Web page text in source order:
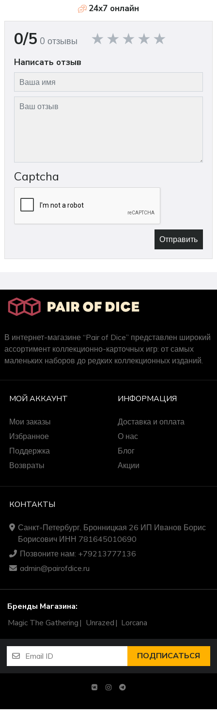
24x7 онлайн
0/5 0 отзывы
Написать отзыв
Captcha
Отправить
В интернет-магазине “Pair of Dice” представлен широкий
ассортимент коллекционно-карточных игр: от самых
маленьких наборов до редких коллекционных изданий.
МОЙ АККАУНТ
Мои заказы
Избранное
Поддержка
Возвраты
ИНФОРМАЦИЯ
Доставка и оплата
О нас
Блог
Акции
КОНТАКТЫ
Санкт-Петербург, Бронницкая 26 ИП Иванов Борис
Борисович ИНН 781645010690
Позвоните нам: +79213777136
admin@pairofdice.ru
Бренды Магазина:
Magic The Gathering
Unrazed Lorcana
ПОДПИСАТЬСЯ